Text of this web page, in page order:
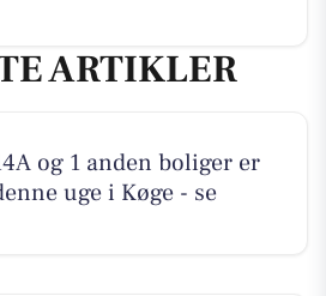
ARTIKLER
og 1 anden boliger er
uge i Køge - se